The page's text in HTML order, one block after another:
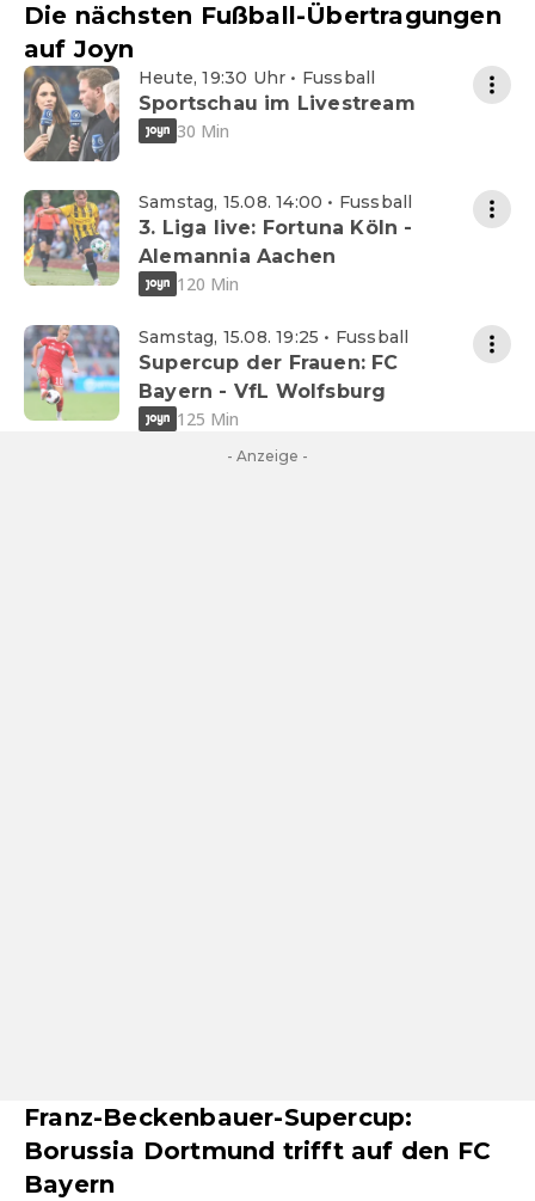
Die nächsten Fußball-Übertragungen
auf Joyn
Heute, 19:30 Uhr • Fussball
Sportschau im Livestream
30 Min
Samstag, 15.08. 14:00 • Fussball
3. Liga live: Fortuna Köln -
Alemannia Aachen
120 Min
Samstag, 15.08. 19:25 • Fussball
Supercup der Frauen: FC
Bayern - VfL Wolfsburg
125 Min
- Anzeige -
Franz-Beckenbauer-Supercup:
Borussia Dortmund trifft auf den FC
Bayern